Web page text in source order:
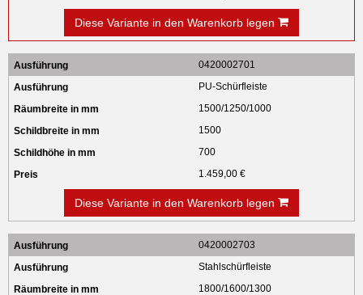
Diese Variante in den Warenkorb legen
0420002701
PU-Schürfleiste
1500/1250/1000
1500
700
1.459,00 €
Diese Variante in den Warenkorb legen
0420002703
Stahlschürfleiste
1800/1600/1300